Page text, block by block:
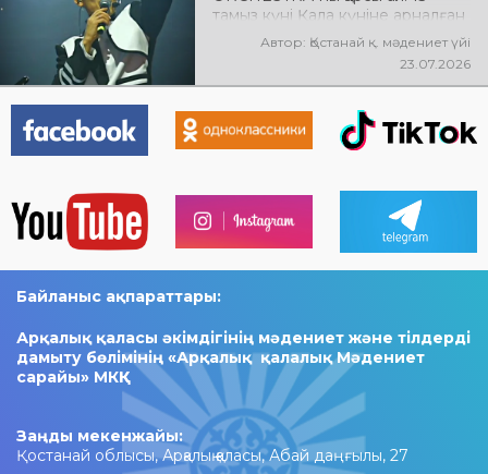
тамыз күні Қала күніне арналған
мерекелік концертте NE
PROSTO ORCHESTRA өнер
көрсетеді! @ne_prosto_orchestra
Автор: Қостанай қ. мәдениет үйі
23.07.2026
Байланыс ақпараттары:
Арқалық қаласы әкімдігінің мәдениет және тілдерді
дамыту бөлімінің «Арқалық қалалық Мәдениет
сарайы» МКҚК
Заңды мекенжайы:
Қостанай облысы, Арқалық қаласы, Абай даңғылы, 27